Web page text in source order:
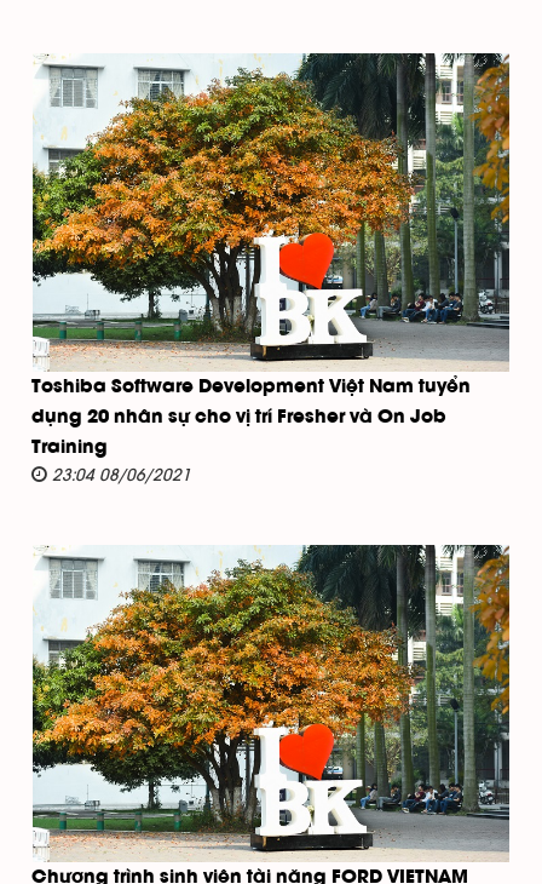
Toshiba Software Development Việt Nam tuyển
dụng 20 nhân sự cho vị trí Fresher và On Job
Training
23:04 08/06/2021
Chương trình sinh viên tài năng FORD VIETNAM